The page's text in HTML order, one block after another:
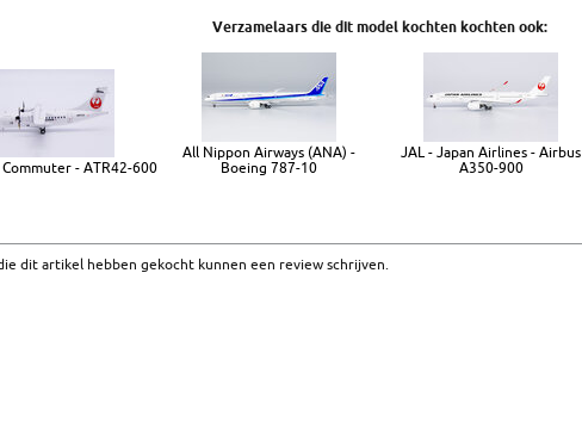
Verzamelaars die dit model kochten kochten ook:
- ATR42-600
All Nippon Airways (ANA) -
Boeing 787-10
JAL - Japan Airlines - Airbus
A350-900
dit artikel hebben gekocht kunnen een review schrijven.